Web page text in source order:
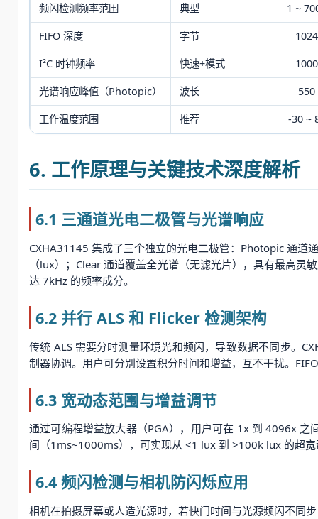
频闪检测频率范围 典型 1 ~
FIFO 深度 字节 1024
I²C 时钟频率 快速+模式 1000
光谱响应峰值（Photopic） 波长 550
工作温度范围 推荐 -30 ~
6. 工作原理与关键技术深度解析
6.1 三通道光电二极管与光谱响应
CXHA31145 集成了三个独立的光电二极管：Photopic 通道
（lux）；Clear 通道覆盖全光谱（无滤光片），具有最高
达 7kHz 的频率成分。
6.2 并行 ALS 和 Flicker 检测架构
传统 ALS 需要分时测量环境光和频闪，导致数据不同步。
制器协调。用户可分别设置积分时间和增益，互不干扰。
6.3 宽动态范围与增益调节
通过可编程增益放大器（PGA），用户可在 1x 到 4096x
间（1ms~1000ms），可实现从 <1 lux 到 >100k lux 的超
6.4 频闪检测与相机防闪烁应用
相机在拍摄屏幕或人造光源时，若快门时间与光源频闪不同